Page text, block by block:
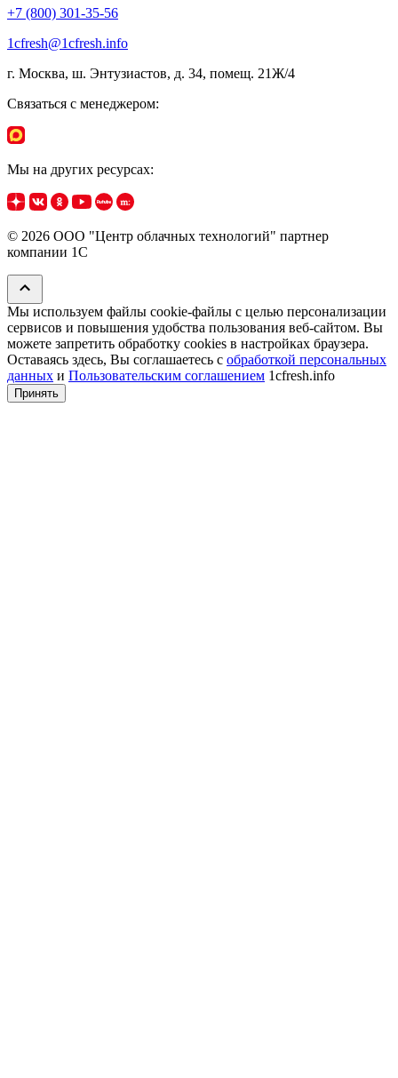
+7 (800) 301-35-56
1cfresh@1cfresh.info
г. Москва, ш. Энтузиастов, д. 34, помещ. 21Ж/4
Связаться с менеджером:
Мы на других ресурсах:
© 2026 ООО "Центр облачных технологий" партнер
компании 1C
Мы используем файлы cookie‑файлы с целью персонализации
сервисов и повышения удобства пользования веб-сайтом. Вы
можете запретить обработку сookies в настройках браузера.
Оставаясь здесь, Вы соглашаетесь с обработкой персональных
данных и Пользовательским соглашением 1cfresh.info
Принять